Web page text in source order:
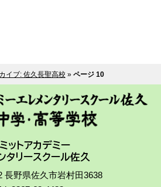
イブ: 佐久長聖高校» ページ 10
ットアカデミー
タリースクール佐久
長野県佐久市岩村田3638